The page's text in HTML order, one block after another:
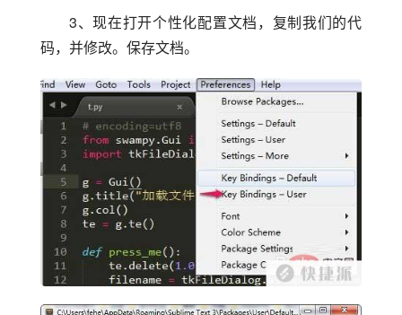
3、现在打开个性化配置文档，复制我们的代
码，并修改。保存文档。